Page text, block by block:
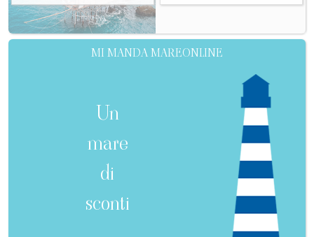
MI MANDA MAREONLINE
Un
mare
di
sconti